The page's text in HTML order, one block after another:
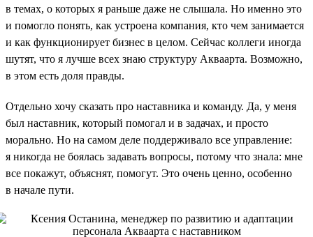
в темах, о которых я раньше даже не слышала. Но именно это
и помогло понять, как устроена компания, кто чем занимается
и как функционирует бизнес в целом. Сейчас коллеги иногда
шутят, что я лучше всех знаю структуру Акваарта. Возможно,
в этом есть доля правды.
Отдельно хочу сказать про наставника и команду. Да, у меня
был наставник, который помогал и в задачах, и просто
морально. Но на самом деле поддерживало все управление:
я никогда не боялась задавать вопросы, потому что знала: мне
все покажут, объяснят, помогут. Это очень ценно, особенно
в начале пути.